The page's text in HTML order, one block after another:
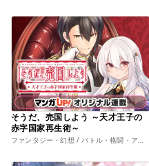
そうだ、売国しよう ～天才王子の
赤字国家再生術～
ファンタジー・幻想 / バトル・格闘・アクション